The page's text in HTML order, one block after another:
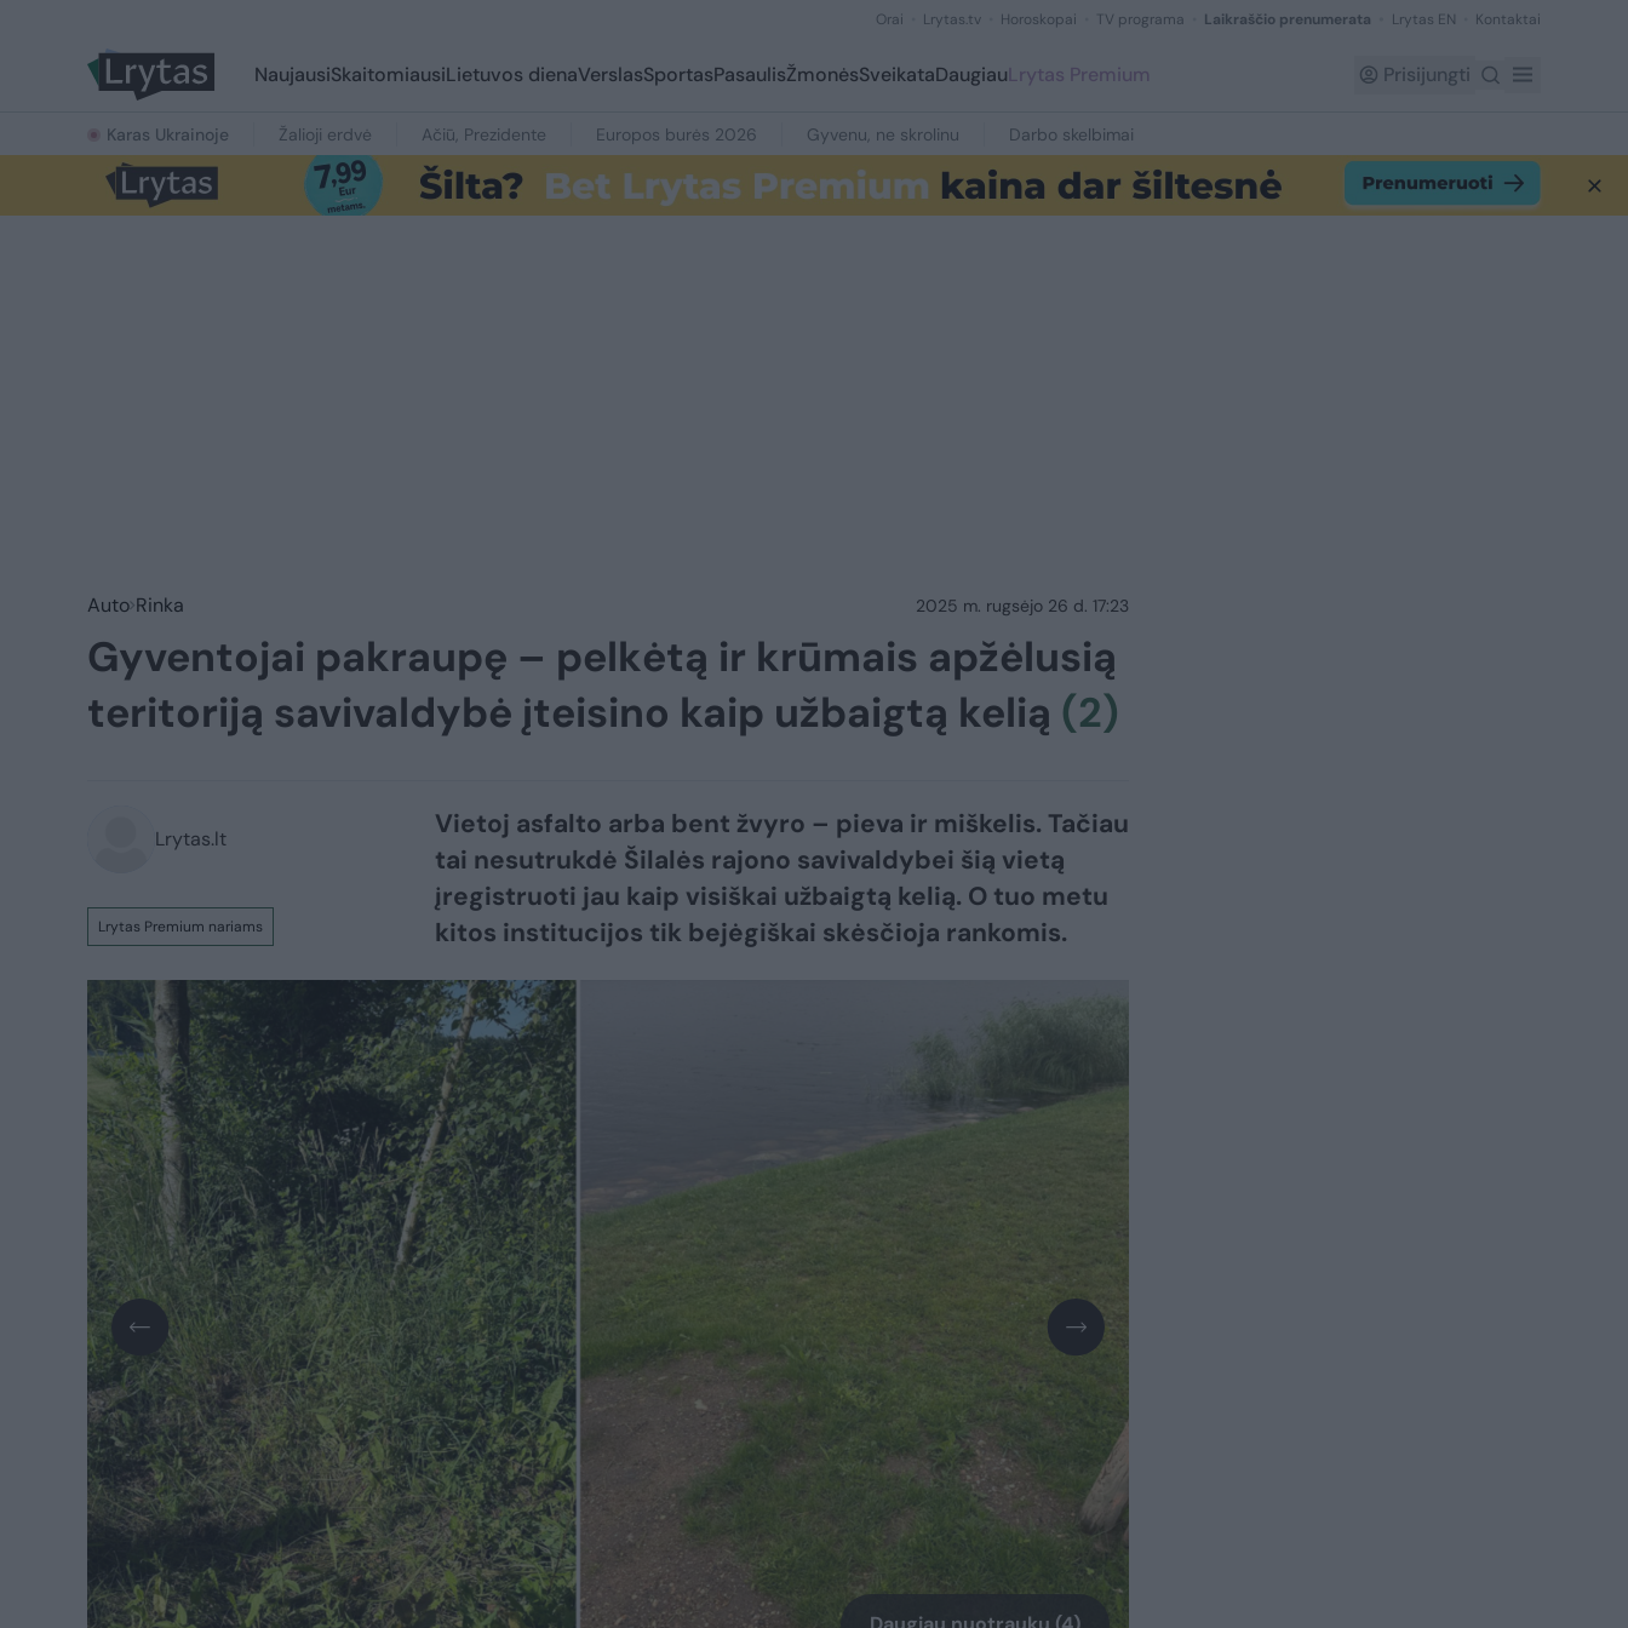
Orai Lrytas.tv Horoskopai TV programa Laikraščio prenumerata Lrytas EN Kontaktai
NaujausiSkaitomiausiLietuvos dienaVerslasSportasPasaulisŽmonėsSveikataDaugiauLrytas Premium Prisijungti
Karas Ukrainoje Žalioji erdvė Ačiū, Prezidente Europos burės 2026 Gyvenu, ne skrolinu Darbo skelbimai
Auto Rinka 2025 m. rugsėjo 26 d. 17:23
Gyventojai pakraupę – pelkėtą ir krūmais apžėlusią
teritoriją savivaldybė įteisino kaip užbaigtą kelią (2)
Lrytas.lt
Lrytas Premium nariams
Vietoj asfalto arba bent žvyro – pieva ir miškelis. Tačiau
tai nesutrukdė Šilalės rajono savivaldybei šią vietą
įregistruoti jau kaip visiškai užbaigtą kelią. O tuo metu
kitos institucijos tik bejėgiškai skėsčioja rankomis.